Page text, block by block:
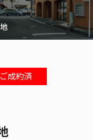
ご成約済